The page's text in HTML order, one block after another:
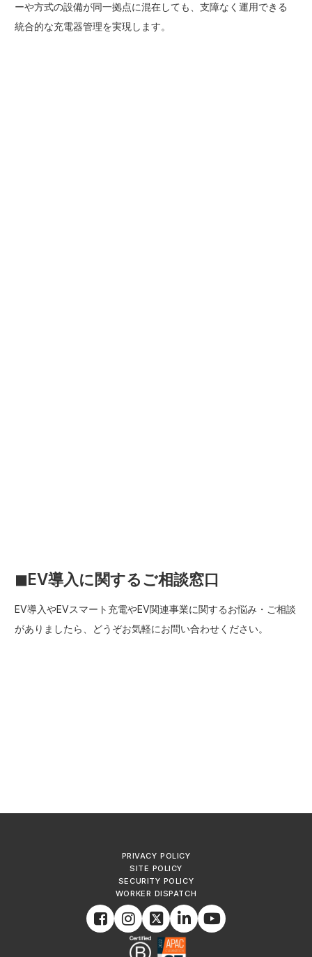
ーや方式の設備が同一拠点に混在しても、支障なく運用できる
統合的な充電器管理を実現します。
◼︎EV導入に関するご相談窓口
EV導入やEVスマート充電やEV関連事業に関するお悩み・ご相談
がありましたら、どうぞお気軽にお問い合わせください。
PRIVACY POLICY
SITE POLICY
SECURITY POLICY
WORKER DISPATCH